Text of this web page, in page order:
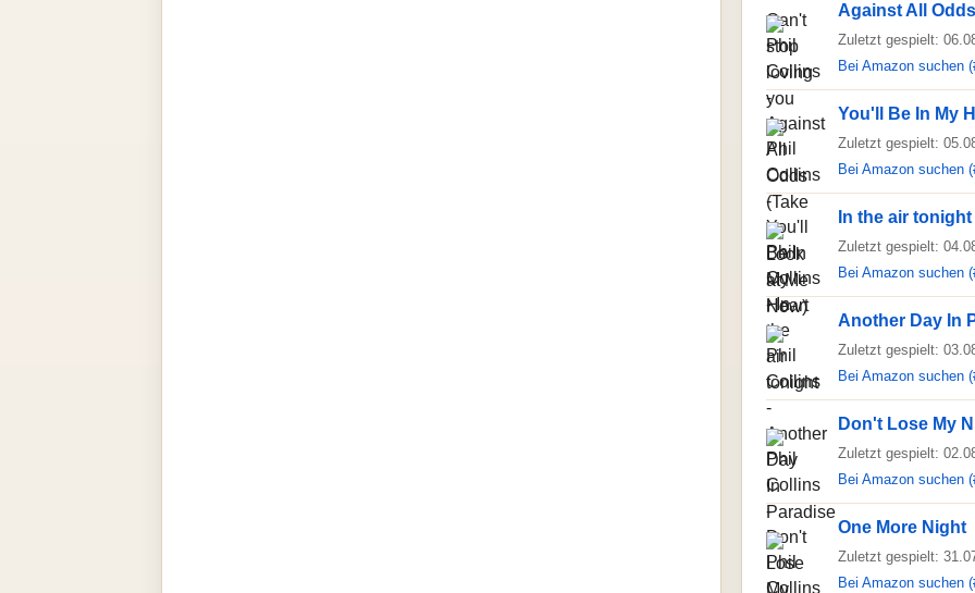
Against All
Zuletzt gespielt:
Bei Amazon suchen
You'll Be In My
Zuletzt gespielt:
Bei Amazon suchen
In the air tonight
Zuletzt gespielt:
Bei Amazon suchen
Another Day In
Zuletzt gespielt:
Bei Amazon suchen
Don't Lose My
Zuletzt gespielt:
Bei Amazon suchen
One More Night
Zuletzt gespielt:
Bei Amazon suchen